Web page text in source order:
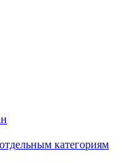
категориям